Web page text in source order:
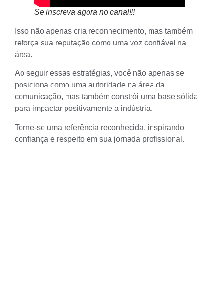
Se inscreva agora no canal!!!
Isso não apenas cria reconhecimento, mas também
reforça sua reputação como uma voz confiável na
área.
Ao seguir essas estratégias, você não apenas se
posiciona como uma autoridade na área da
comunicação, mas também constrói uma base sólida
para impactar positivamente a indústria.
Torne-se uma referência reconhecida, inspirando
confiança e respeito em sua jornada profissional.